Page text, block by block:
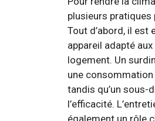
plusieurs pratiques
Tout d’abord, il est
appareil adapté
logement. Un
une
tandis qu’un sous-
l’efficacité.